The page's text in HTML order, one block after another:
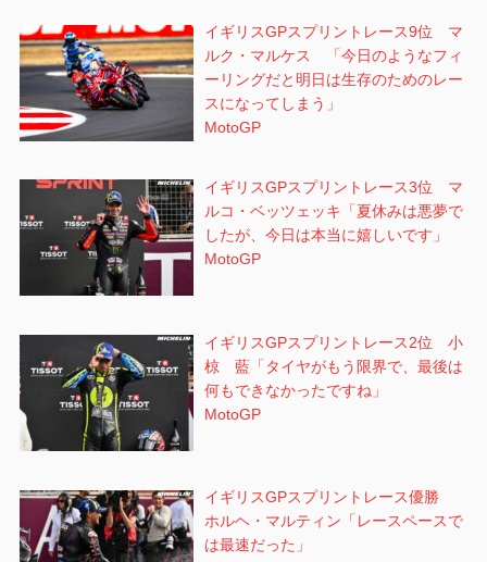
イギリスGPスプリントレース9位 マ
ルク・マルケス 「今日のようなフィ
ーリングだと明日は生存のためのレー
スになってしまう」
MotoGP
イギリスGPスプリントレース3位 マ
ルコ・ベッツェッキ「夏休みは悪夢で
したが、今日は本当に嬉しいです」
MotoGP
イギリスGPスプリントレース2位 小
椋 藍「タイヤがもう限界で、最後は
何もできなかったですね」
MotoGP
イギリスGPスプリントレース優勝
ホルヘ・マルティン「レースペースで
は最速だった」